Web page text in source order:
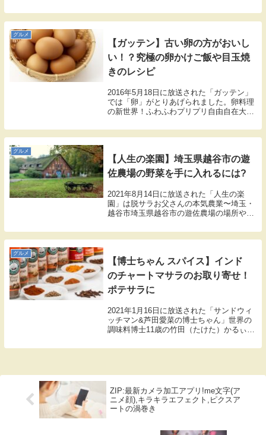
方のレシピをまとめましたので紹介しま
す。
グルメ
【ガッテン】古い卵の方がおいし
い！？究極の卵かけご飯や目玉焼
きのレシピ
2016年5月18日に放送された「ガッテン」
では「卵」がとりあげられました。卵料理
の新世界！ふわふわプリプリ自由自在大人
はん！そんな卵を楽しむ一番のカギは、
「冷蔵庫で少し寝かせた卵」を使うことで
グルメ
【人生の楽園】埼玉県越谷市の遊
佐農場の野菜を手に入れるには?
2021年8月14日に放送された「人生の楽
園」は脱サラお父さんの本気農業〜埼玉・
越谷市埼玉県越谷市の遊佐農場の場所や野
グルメ
【博士ちゃん スパイス】インド
のチャートマサラのお取り寄せ！
ポテサラに
2021年1月16日に放送された「サンドウィ
ッチマン&芦田愛菜の博士ちゃん」世界の
調味料博士11歳の竹田（たけた）かるぃー
くなるネットで買える激ウマ調味料4選を
ZIP:最新カメラ加工アプリ!me文字(ア
ニメ顔),キラキラエフェクト,ピクスア
ートの渦巻き